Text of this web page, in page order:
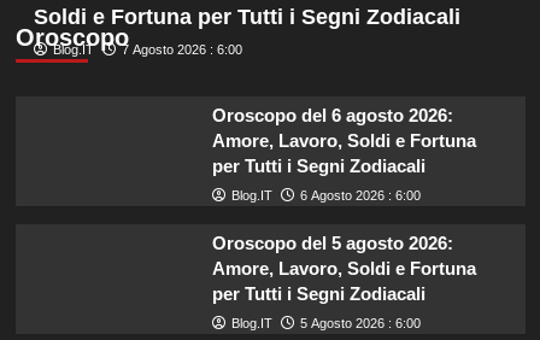
Oroscopo
Soldi e Fortuna per Tutti i Segni Zodiacali
Blog.IT 7 Agosto 2026 : 6:00
Oroscopo del 6 agosto 2026:
Amore, Lavoro, Soldi e Fortuna
per Tutti i Segni Zodiacali
Blog.IT 6 Agosto 2026 : 6:00
Oroscopo del 5 agosto 2026:
Amore, Lavoro, Soldi e Fortuna
per Tutti i Segni Zodiacali
Blog.IT 5 Agosto 2026 : 6:00